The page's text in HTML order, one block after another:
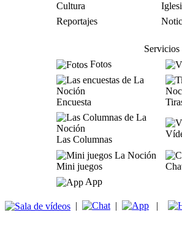
Cultura
Reportajes
Servicios
Fotos
Encuesta
Las Columnas
Mini juegos
App
| | |